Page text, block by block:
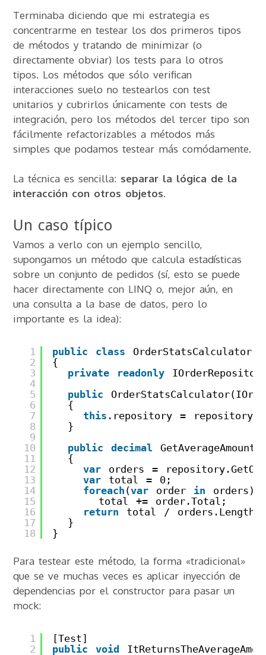
Terminaba diciendo que mi estrategia es
concentrarme en testear los dos primeros tipos
de métodos y tratando de minimizar (o
directamente obviar) los tests para lo otros
tipos. Los métodos que sólo verifican
interacciones suelo no testearlos con test
unitarios y cubrirlos únicamente con tests de
integración, pero los métodos del tercer tipo son
fácilmente refactorizables a métodos más
simples que podamos testear más comódamente.
La técnica es sencilla: separar la lógica de la
interacción con otros objetos.
Un caso típico
Vamos a verlo con un ejemplo sencillo,
supongamos un método que calcula estadísticas
sobre un conjunto de pedidos (sí, esto se puede
hacer directamente con LINQ o, mejor aún, en
una consulta a la base de datos, pero lo
importante es la idea):
1
2
3
4
5
6
7
8
9
10
11
12
13
14
15
16
17
18
public class
OrderStatsCalculator
{
private
readonly
public
{
this .repository = repository;
}
public
decimal
{
var
orders =
var
total = 0;
foreach (var order in
orders)
total += order.Total;
return
total / orders.Length;
}
}
Para testear este método, la forma «tradicional»
que se ve muchas veces es aplicar inyección de
dependencias por el constructor para pasar un
mock:
1
2
[Test]
public
void